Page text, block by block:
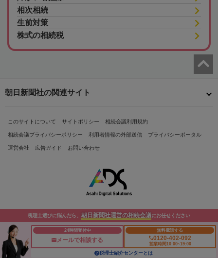
相次相続
生前対策
株式の相続税
税理士選びに悩んだら、 朝日新聞社運営の相続会議にお任せください
24時間受付中
メールで相談する
無料電話する
0120-402-092
営業時間10:00~19:00
税理士紹介センターとは
朝日新聞社の関連サイト
このサイトについて サイトポリシー 相続会議利用規約
相続会議プライバシーポリシー 利用者情報の外部送信 プライバシーポータル
運営会社 広告ガイド お問い合わせ
Copyright© The Asahi Shimbun Company. All Rights Reserved.